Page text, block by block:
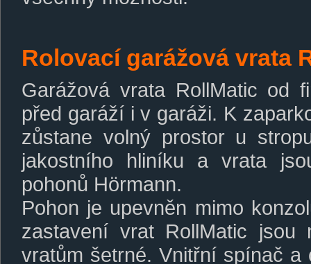
Rolovací garážová vrata
Garážová vrata RollMatic od
před garáží i v garáži. K
zůstane volný prostor u
jakostního hliníku a vrata
pohonů Hörmann.
Pohon je upevněn mimo
zastavení vrat RollMatic
vratům šetrné. Vnitřní spínač